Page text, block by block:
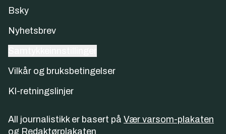
Bsky
Nyhetsbrev
Vilkår og bruksbetingelser
KI-retningslinjer
All journalistikk er basert på Vær varsom-plakaten
og Redaktørplakaten